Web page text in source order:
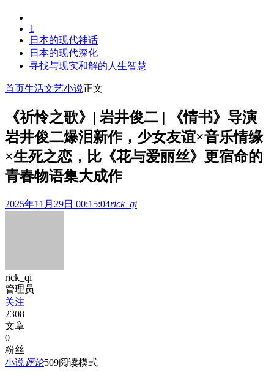
1
日本的现代神话
日本的现代深化
寻找与现实和解的人生智慧
首页生活文艺小说正文
《祈怜之歌》| 岩井俊二 | 《情书》导演
岩井俊二爆泪新作，少女友谊×音乐情缘
×生死之恋，比《花与爱丽丝》更宿命的
青春物语集大成作
2025年11月29日 00:15:04rick_qi
rick_qi
管理员
关注
2308
文章
0
粉丝
小说评论509阅读模式